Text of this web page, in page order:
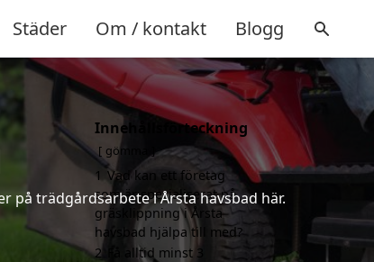
Städer Om / kontakt Blogg
på trädgårdsarbete i Årsta havsbad här.
Innehållsförteckning
gömma
1 Vad kan ett företag
som är specialiserat på
gräsklippning i Årsta
havsbad hjälpa till med?
2
Få alltid minst 3